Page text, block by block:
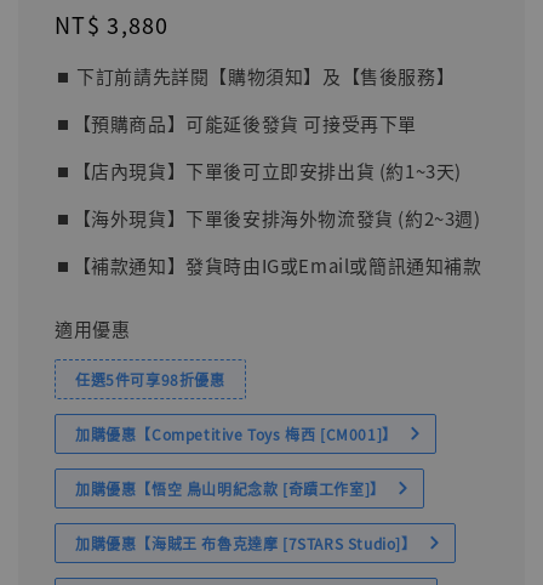
Regular
NT$ 3,880
⏹︎ 下訂前請先詳閱【購物須知】及【售後服務】
⏹︎【預購商品】可能延後發貨 可接受再下單
⏹︎【店內現貨】下單後可立即安排出貨 (約1~3天)
⏹︎【海外現貨】下單後安排海外物流發貨 (約2~3週)
⏹︎【補款通知】發貨時由IG或Email或簡訊通知補款
適用優惠
任選5件可享98折優惠
加購優惠【Competitive Toys 梅西 [CM001]】
加購優惠【悟空 鳥山明紀念款 [奇蹟工作室]】
加購優惠【海賊王 布魯克達摩 [7STARS Studio]】